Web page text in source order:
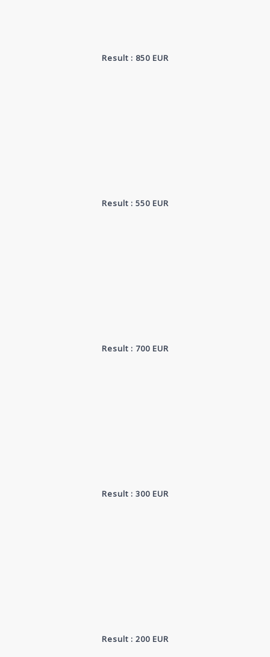
Result : 850 EUR
Result : 550 EUR
Result : 700 EUR
Result : 300 EUR
Result : 200 EUR